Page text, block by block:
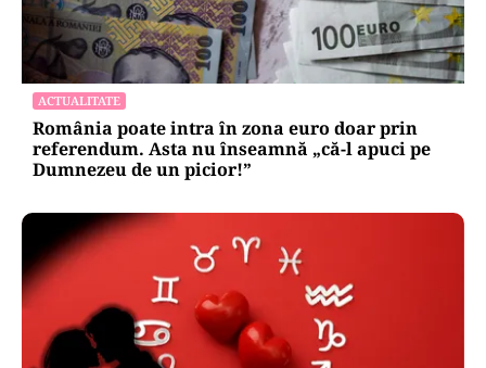
ACTUALITATE
România poate intra în zona euro doar prin
referendum. Asta nu înseamnă „că-l apuci pe
Dumnezeu de un picior!”